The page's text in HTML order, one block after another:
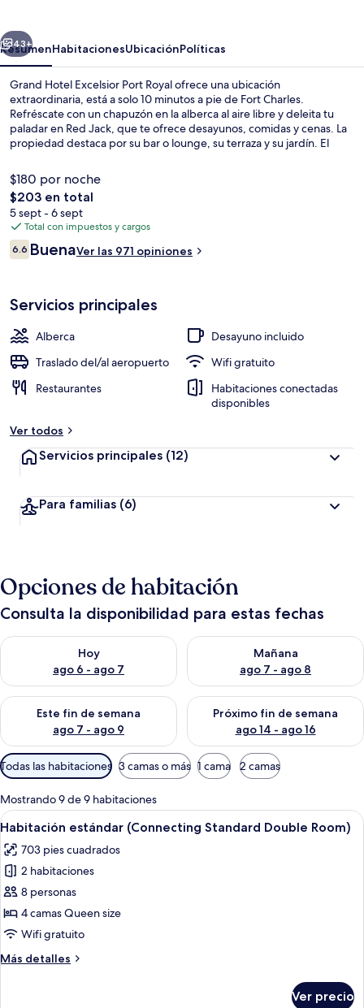
Royal
Siguiente
43+
ResumenHabitacionesUbicaciónPolíticas
Grand Hotel Excelsior Port Royal ofrece una ubicación
extraordinaria, está a solo 10 minutos a pie de Fort Charles.
Refréscate con un chapuzón en la alberca al aire libre y deleita tu
paladar en Red Jack, que te ofrece desayunos, comidas y cenas. La
propiedad destaca por su bar o lounge, su terraza y su jardín. El
calificados por otros visitantes.
$180 por noche
El
precio
total
es
de
$203 en total
5 sept - 6 sept
Total con impuestos y cargos
Opiniones
6.66.6 de 10,
BuenaVer las 971 opiniones
Servicios principales
Alberca
Desayuno incluido
Traslado del/al aeropuerto
Wifi gratuito
Restaurantes
Habitaciones conectadas
disponibles
Ver todos
Servicios principales (12)
Para familias (6)
Opciones de habitación
Consulta la disponibilidad para estas fechas
Hoy
ago 6 - ago 7
Consulta la disponibilidad para hoy ago 6 - ago 7
Mañana
ago 7 - ago 8
Consulta la disponibilidad
Este fin de semana
ago 7 - ago 9
Consulta la disponibilidad para este fin de semana ago 7 -
Próximo fin de semana
ago 14 - ago 16
Consulta la disponibilidad
Filtros
disponibles
para
las
habitaciones
Todas las habitaciones 3 camas o más 1 cama 2 camas
Mostrando 9 de 9 habitaciones
Abrir
todas
las
fotos
de
Habitación
estándar
Standard
Habitación de hotel con dos camas,
1
Habitación estándar (Connecting Standard Double Room)
703 pies cuadrados
2 habitaciones
8 personas
4 camas Queen size
Wifi gratuito
Más detalles
Más
Ver precio